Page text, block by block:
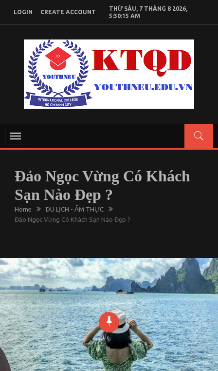
content
LOGIN CREATE ACCOUNT
THỨ SÁU, 7 THÁNG 8 2026,
5:30:15 AM
KIẾN THỨC KINH TẾ QUỐC DÂN
Toggle
navigation
Đảo Ngọc Vừng Có Khách
Sạn Nào Đẹp ?
Home
DU LỊCH - ẨM THỰC
Đảo Ngọc Vừng Có Khách Sạn Nào Đẹp ?